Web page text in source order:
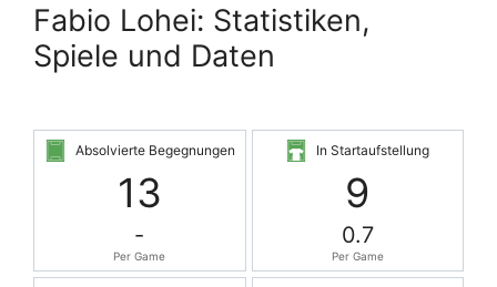
Fabio Lohei: Statistiken,
Spiele und Daten
Absolvierte Begegnungen
13
-
Per Game
In Startaufstellung
9
0.7
Per Game